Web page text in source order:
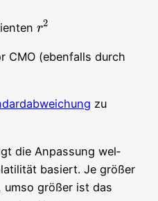
r2
r2
CMO (eben­falls durch
zu
die Anpas­sung wel­
basiert. Je grö­ßer
grö­ßer ist das